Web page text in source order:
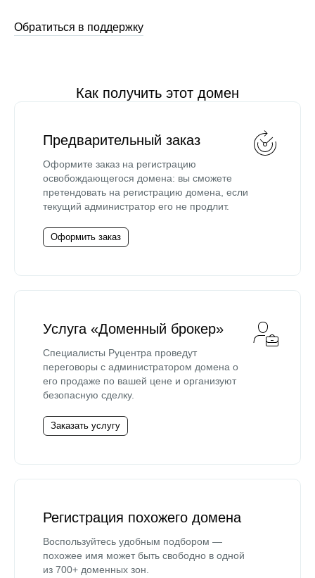
Обратиться в поддержку
Как получить этот домен
Предварительный заказ
Оформите заказ на регистрацию
освобождающегося домена: вы сможете
претендовать на регистрацию домена, если
текущий администратор его не продлит.
Оформить заказ
Услуга «Доменный брокер»
Специалисты Руцентра проведут
переговоры с администратором домена о
его продаже по вашей цене и организуют
безопасную сделку.
Заказать услугу
Регистрация похожего домена
Воспользуйтесь удобным подбором —
похожее имя может быть свободно в одной
из 700+ доменных зон.